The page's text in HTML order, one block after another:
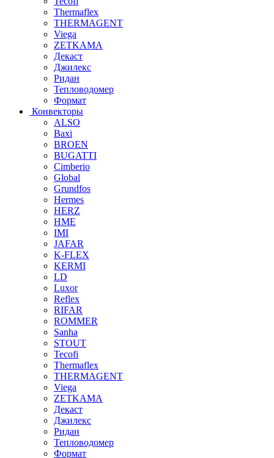
Thermaflex
THERMAGENT
Viega
ZETKAMA
Декаст
Джилекс
Ридан
Тепловодомер
Формат
Конвекторы
ALSO
Baxi
BROEN
BUGATTI
Cimberio
Global
Grundfos
Hermes
HERZ
HME
IMI
JAFAR
K-FLEX
KERMI
LD
Luxor
Reflex
RIFAR
ROMMER
Sanha
STOUT
Tecofi
Thermaflex
THERMAGENT
Viega
ZETKAMA
Декаст
Джилекс
Ридан
Тепловодомер
Формат